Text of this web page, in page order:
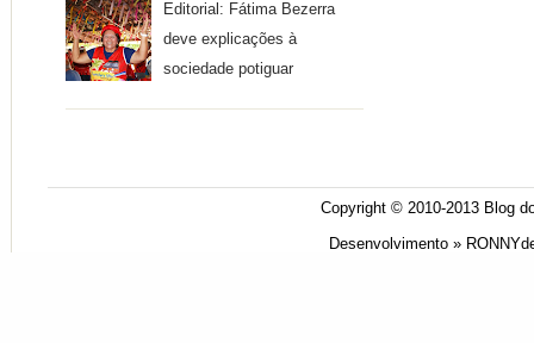
Editorial: Fátima Bezerra
deve explicações à
sociedade potiguar
Copyright © 2010-2013 Blog
Desenvolvimento »